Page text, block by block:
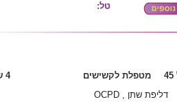
טל:
מטפלת לקשישים
4 שנות נסיון
דליפת שתן , OCPD